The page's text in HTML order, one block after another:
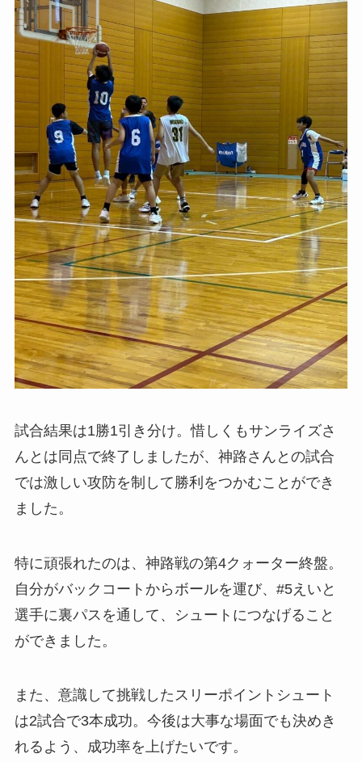
試合結果は1勝1引き分け。惜しくもサンライズさ
んとは同点で終了しましたが、神路さんとの試合
では激しい攻防を制して勝利をつかむことができ
ました。
特に頑張れたのは、神路戦の第4クォーター終盤。
自分がバックコートからボールを運び、#5えいと
選手に裏パスを通して、シュートにつなげること
ができました。
また、意識して挑戦したスリーポイントシュート
は2試合で3本成功。今後は大事な場面でも決めき
れるよう、成功率を上げたいです。